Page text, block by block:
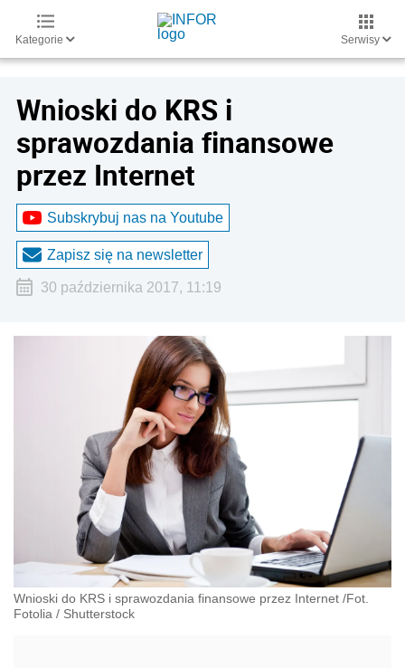
Kategorie Serwisy
Wnioski do KRS i
sprawozdania finansowe
przez Internet
Subskrybuj nas na Youtube
Zapisz się na newsletter
30 października 2017, 11:19
Wnioski do KRS i sprawozdania finansowe przez Internet /Fot.
Fotolia / Shutterstock